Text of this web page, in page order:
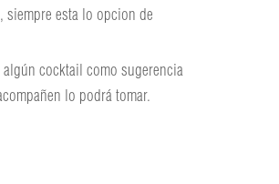
siempre esta lo opcion de
algún cocktail como sugerencia
lo podrá tomar.